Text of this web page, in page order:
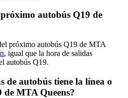
autobús Q19 de
próximo autobús Q19 de MTA
, igual que la hora de salidas
autobús Q19.
de autobús tiene la línea o
MTA Queens?